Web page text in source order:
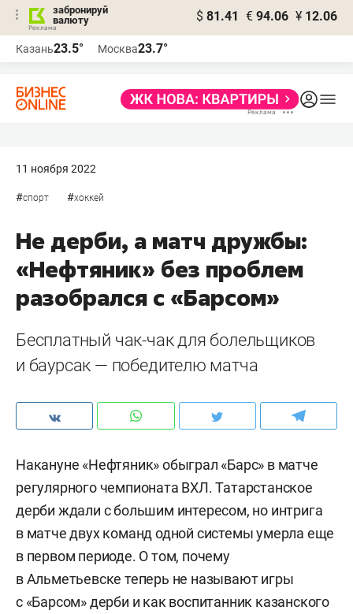
забронируй
валюту
$ 81.41 € 94.06 ¥ 12.06
Казань23.5° Москва23.7°
11 ноября 2022
#спорт #хоккей
Не дерби, а матч дружбы:
«Нефтяник» без проблем
разобрался с «Барсом»
Бесплатный чак-чак для болельщиков
и баурсак — победителю матча
Накануне «Нефтяник» обыграл «Барс» в матче
регулярного чемпионата ВХЛ. Татарстанское
дерби ждали с большим интересом, но интрига
в матче двух команд одной системы умерла еще
в первом периоде. О том, почему
в Альметьевске теперь не называют игры
с «Барсом» дерби и как воспитанник казанского